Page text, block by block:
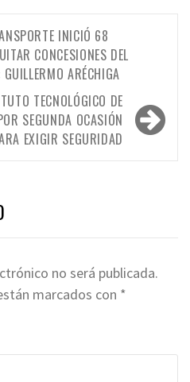
INICIÓ 68
CONCESIONES DEL
ARÉCHIGA
TECNOLÓGICO DE
SEGUNDA OCASIÓN
EXIGIR SEGURIDAD
no será publicada.
marcados con *